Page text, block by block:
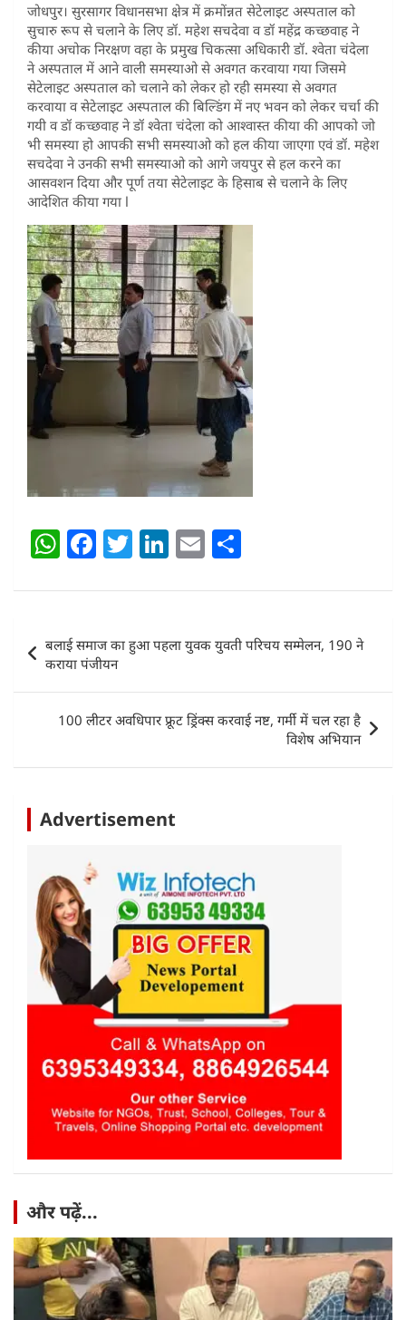
जोधपुर। सुरसागर विधानसभा क्षेत्र में क्रमोंन्नत सेटेलाइट अस्पताल को
सुचारु रूप से चलाने के लिए डॉ. महेश सचदेवा व डॉ महेंद्र कच्छवाह ने
कीया अचोक निरक्षण वहा के प्रमुख चिकत्सा अधिकारी डॉ. श्वेता चंदेला
ने अस्पताल में आने वाली समस्याओ से अवगत करवाया गया जिसमे
सेटेलाइट अस्पताल को चलाने को लेकर हो रही समस्या से अवगत
करवाया व सेटेलाइट अस्पताल की बिल्डिंग में नए भवन को लेकर चर्चा की
गयी व डॉ कच्छवाह ने डॉ श्वेता चंदेला को आश्वास्त कीया की आपको जो
भी समस्या हो आपकी सभी समस्याओ को हल कीया जाएगा एवं डॉ. महेश
सचदेवा ने उनकी सभी समस्याओ को आगे जयपुर से हल करने का
आसवशन दिया और पूर्ण तया सेटेलाइट के हिसाब से चलाने के लिए
आदेशित कीया गया l
W
at
s
A
p
p
F
c
e
b
o
o
T
itt
er
Li
k
e
dI
n
E
ai
l
ar
e
navigation
बलाई समाज का हुआ पहला युवक युवती परिचय सम्मेलन, 190 ने
कराया पंजीयन
100 लीटर अवधिपार फ्रूट ड्रिंक्स करवाई नष्ट, गर्मी में चल रहा है
विशेष अभियान
Advertisement
और पढ़ें...